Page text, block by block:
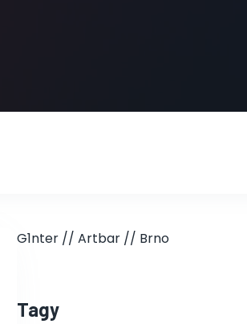
G1nter // Artbar // Brno
Tagy